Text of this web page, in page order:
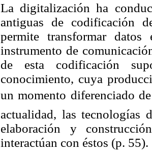
La digitalización ha
antiguas de codificación
permite transformar
instrumento de
de esta codificación
conocimiento, cuya
un momento diferenciado
actualidad, las tecnologías
elaboración y
interactúan con éstos (p. 55).